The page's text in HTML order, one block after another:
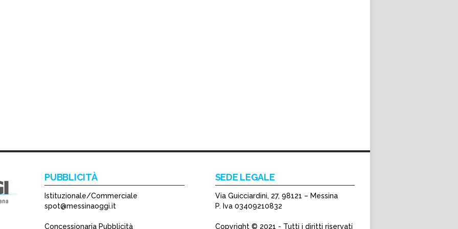
PUBBLICITÀ
Istituzionale/Commerciale
spot@messinaoggi.it
Concessionaria Pubblicità
SEDE LEGALE
Via Guicciardini, 27, 98121 – Messina
P. Iva 03409210832
Copyright © 2021 - Tutti i diritti riservati